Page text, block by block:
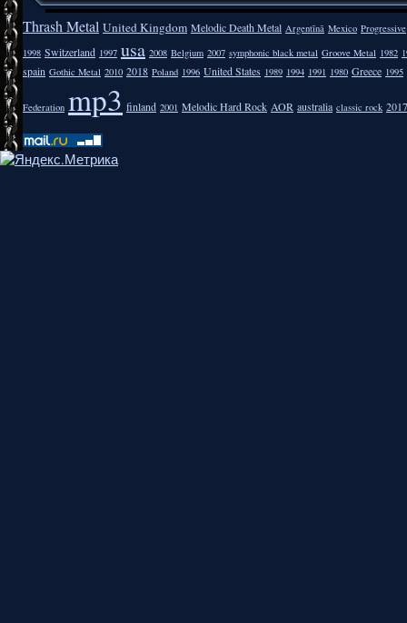
Thrash Metal United Kingdom Melodic Death Metal Argentīnā Mexico Progressive
1998 Switzerland 1997 usa 2008 Belgium 2007 symphonic black metal Groove Metal 1982
spain Gothic Metal 2010 2018 Poland 1996 United States 1989 1994 1991 1980 Greece 1995
Federation mp3 finland 2001 Melodic Hard Rock AOR australia classic rock 2017